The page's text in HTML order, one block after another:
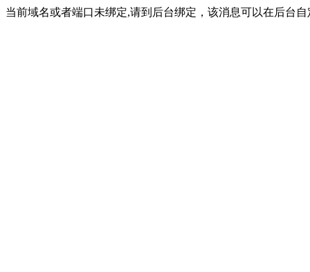
当前域名或者端口未绑定,请到后台绑定，该消息可以在后台自